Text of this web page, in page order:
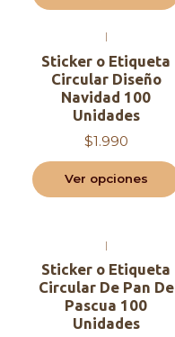
|
Sticker o Etiqueta
Circular Diseño
Navidad 100
Unidades
$1.990
Ver opciones
|
Sticker o Etiqueta
Circular De Pan De
Pascua 100
Unidades